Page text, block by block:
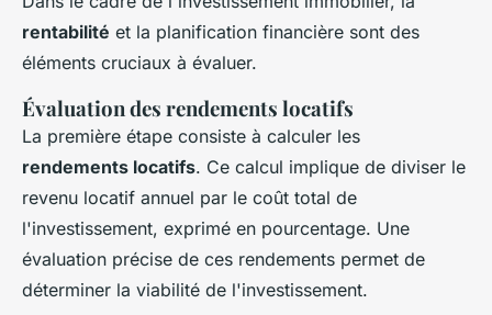
rentabilité et la planification financière sont des
éléments cruciaux à évaluer.
Évaluation des rendements locatifs
La première étape consiste à calculer les
rendements locatifs. Ce calcul implique de diviser le
revenu locatif annuel par le coût total de
l'investissement, exprimé en pourcentage. Une
évaluation précise de ces rendements permet de
déterminer la viabilité de l'investissement.